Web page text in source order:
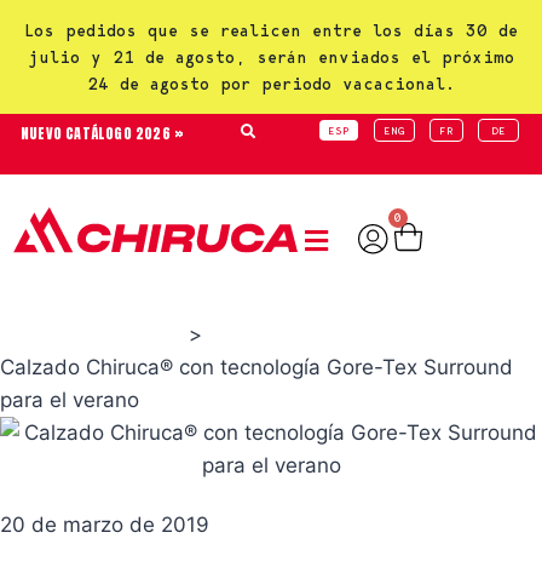
Los pedidos que se realicen entre los días 30 de
julio y 21 de agosto, serán enviados el próximo
24 de agosto por periodo vacacional.
NUEVO CATÁLOGO 2026 » ESP ENG FR DE
0
>
Calzado Chiruca® con tecnología Gore-Tex Surround
para el verano
20 de marzo de 2019